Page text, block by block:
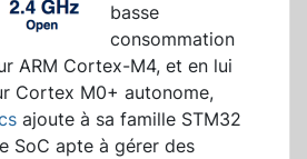
basse
consommation
ARM Cortex-M4, et en lui
Cortex M0+ autonome,
ajoute à sa famille STM32
SoC apte à gérer des